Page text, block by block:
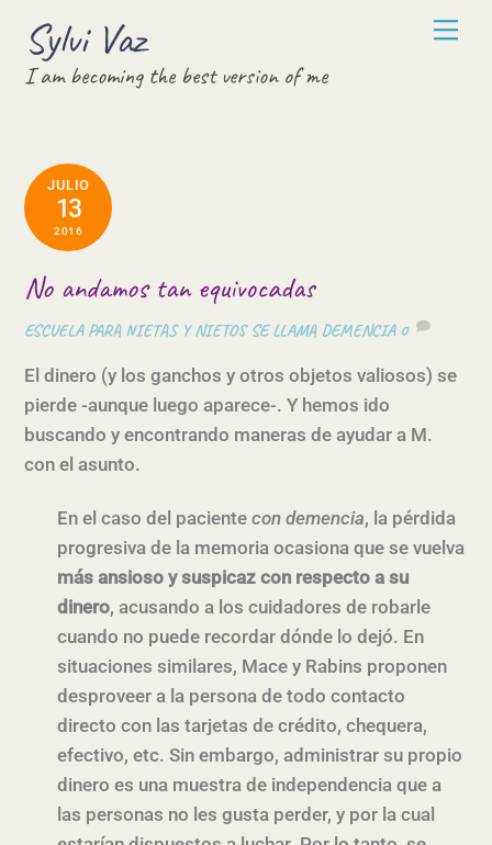
content
Sylvi Vaz
I am becoming the best version of me
JULIO
13
2016
No andamos tan equivocadas
ESCUELA PARA NIETAS Y NIETOS SE LLAMA DEMENCIA 0
El dinero (y los ganchos y otros objetos valiosos) se
pierde -aunque luego aparece-. Y hemos ido
buscando y encontrando maneras de ayudar a M.
con el asunto.
En el caso del pacientecon demencia, la pérdida
progresiva de la memoria ocasiona que se vuelva
más ansioso y suspicaz con respecto a su
dinero, acusando a los cuidadores de robarle
cuando no puede recordar dónde lo dejó. En
situaciones similares, Mace y Rabins proponen
desproveer a la persona de todo contacto
directo con las tarjetas de crédito, chequera,
efectivo, etc. Sin embargo, administrar su propio
dinero es una muestra de independencia que a
las personas no les gusta perder, y por la cual